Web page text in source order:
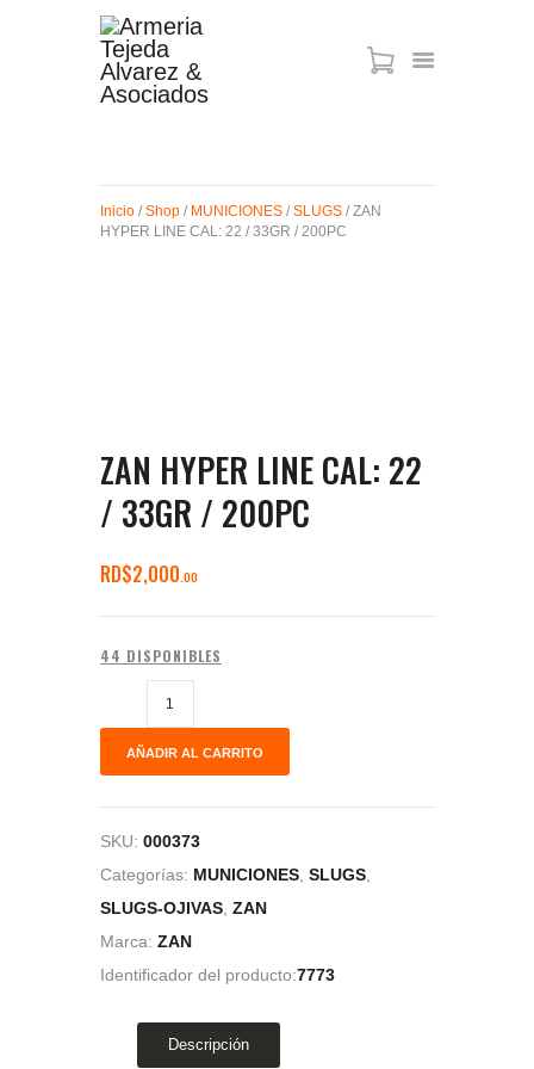
MIRAS
MUNICIONES
Inicio / Shop / MUNICIONES / SLUGS / ZAN
HYPER LINE CAL: 22 / 33GR / 200PC
ZAN HYPER LINE CAL: 22
/ 33GR / 200PC
RD$2,000 00
44 DISPONIBLES
AÑADIR AL CARRITO
SKU: 000373
Categorías: MUNICIONES, SLUGS,
SLUGS-OJIVAS, ZAN
Marca: ZAN
Identificador del producto:7773
Descripción